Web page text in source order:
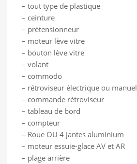
– tout type de plastique
– ceinture
– prétensionneur
– moteur lève vitre
– bouton lève vitre
– volant
– commodo
– rétroviseur électrique ou manuel
– commande rétroviseur
– tableau de bord
– compteur
– Roue OU 4 jantes aluminium
– moteur essuie-glace AV et AR
– plage arrière